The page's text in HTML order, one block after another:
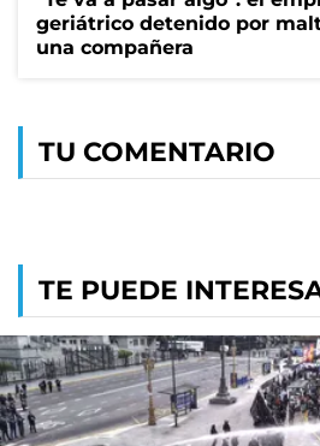
geriátrico detenido por
una compañera
TU COMENTARIO
TE PUEDE